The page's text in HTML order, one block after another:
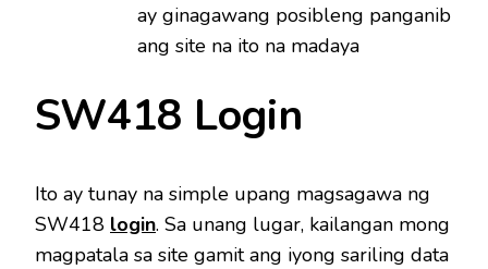
ay ginagawang posibleng panganib
ang site na ito na madaya
SW418 Login
Ito ay tunay na simple upang magsagawa ng
SW418 login. Sa unang lugar, kailangan mong
magpatala sa site gamit ang iyong sariling data